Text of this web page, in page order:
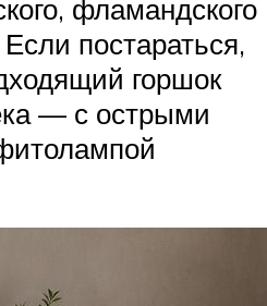
фламандского
постараться,
горшок
— с острыми